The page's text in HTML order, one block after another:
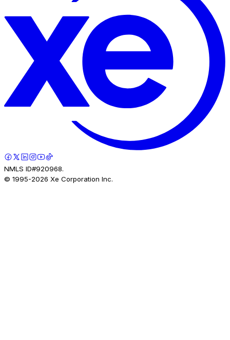
NMLS ID#920968.
© 1995-2026 Xe Corporation Inc.